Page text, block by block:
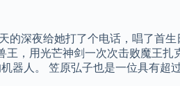
深夜给她打了个电话，唱了首
，用光芒神剑一次次击败魔王
人。 笠原弘子也是一位具有超